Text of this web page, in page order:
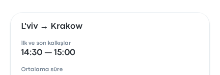
L'viv → Krakow
İlk ve son kalkışlar
14:30 — 15:00
Ortalama süre